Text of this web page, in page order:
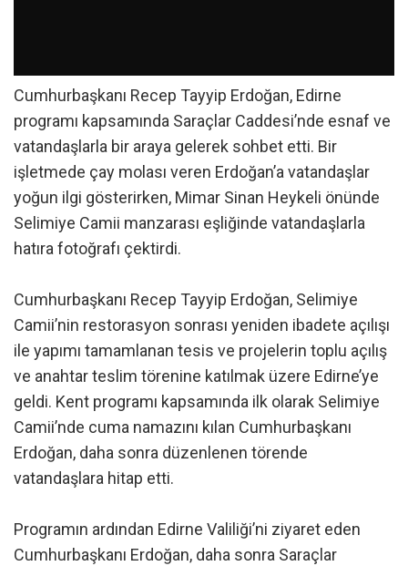
Cumhurbaşkanı Recep Tayyip Erdoğan, Edirne
programı kapsamında Saraçlar Caddesi’nde esnaf ve
vatandaşlarla bir araya gelerek sohbet etti. Bir
işletmede çay molası veren Erdoğan’a vatandaşlar
yoğun ilgi gösterirken, Mimar Sinan Heykeli önünde
Selimiye Camii manzarası eşliğinde vatandaşlarla
hatıra fotoğrafı çektirdi.
Cumhurbaşkanı Recep Tayyip Erdoğan, Selimiye
Camii’nin restorasyon sonrası yeniden ibadete açılışı
ile yapımı tamamlanan tesis ve projelerin toplu açılış
ve anahtar teslim törenine katılmak üzere Edirne’ye
geldi. Kent programı kapsamında ilk olarak Selimiye
Camii’nde cuma namazını kılan Cumhurbaşkanı
Erdoğan, daha sonra düzenlenen törende
vatandaşlara hitap etti.
Programın ardından Edirne Valiliği’ni ziyaret eden
Cumhurbaşkanı Erdoğan, daha sonra Saraçlar